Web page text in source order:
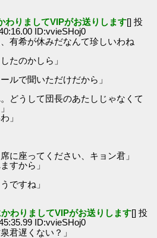
わりましてVIPがお送りします[] 投
ID:vvieSHoj0
有希が休みだなんて珍しいわね
たのかしら」
ルで聞いただけだから」
どうして団長のあたしじゃなくて
」
に座ってください、キョン君」
すから」
ですね」
わりましてVIPがお送りします[] 投
ID:vvieSHoj0
君遅くない？」